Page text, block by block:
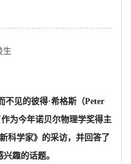
生
不见的彼得·希格斯（Peter
为今年诺贝尔物理学奖得主
科学家》的采访，并回答了
趣的话题。